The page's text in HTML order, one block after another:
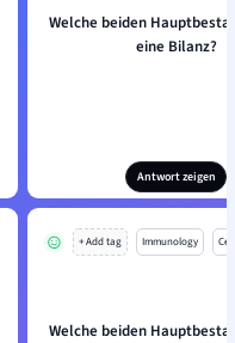
Welche beiden
eine Bilanz?
Antwort zeigen
+ Add tag Immunology
Welche beiden